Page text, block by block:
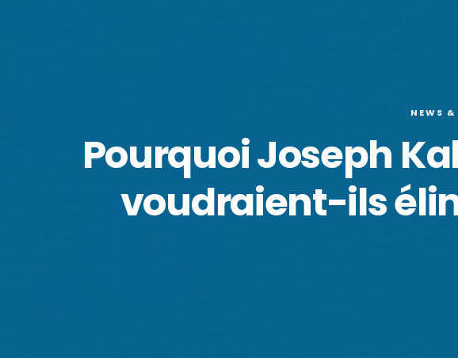
NEWS &
Pourquoi Joseph
voudraient-ils